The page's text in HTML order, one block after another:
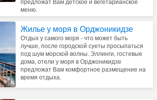
меню.
Жилье у моря в Орджоникидзе
Отдых у самого моря - что может быть
лучше, после городской суеты просыпаться
под шум морской волны. Эллинги, гостевые
дома, отели у моря в Орджоникидзе
предложат Вам комфортное размещение на
время отдыха.